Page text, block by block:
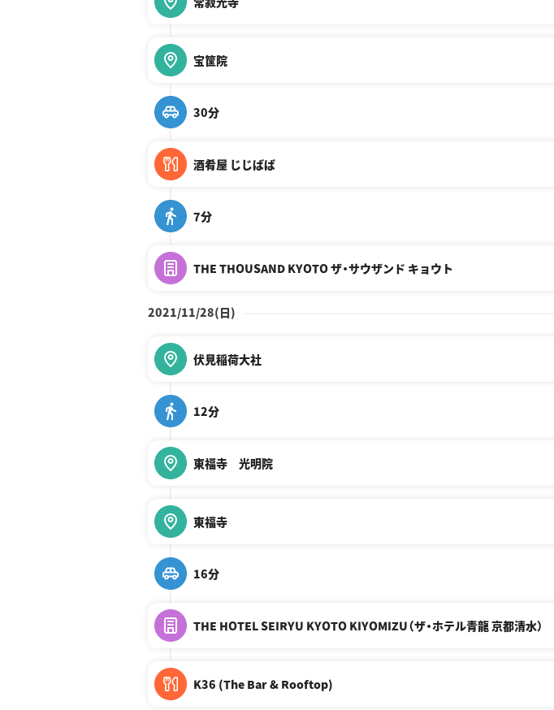
宝筐院
30分
酒肴屋 じじばば
7分
THE THOUSAND KYOTO ザ・サウザンド キョウト
2021/11/28(日)
伏見稲荷大社
12分
東福寺 光明院
東福寺
16分
THE HOTEL SEIRYU KYOTO KIYOMIZU（ザ・ホテル青龍 京都清水）
K36 (The Bar & Rooftop)